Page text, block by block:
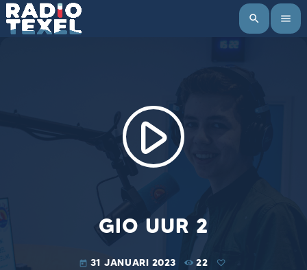
search menu
play_arrow
GIO UUR 2
today 31 JANUARI 2023 22